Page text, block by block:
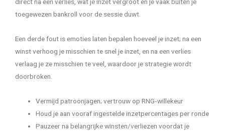
toegewezen bankroll voor de sessie duwt.
Een derde fout is emoties laten bepalen hoeveel je inzet; na een
winst verhoog je misschien te snel je inzet, en na een verlies
verlaag je ze misschien te veel, waardoor je strategie wordt
doorbroken.
Vermijd patroonjagen; vertrouw op RNG‑willekeur
Houd je aan vooraf ingestelde inzetpercentages per ronde
Pauzeer na belangrijke winsten/verliezen voordat je